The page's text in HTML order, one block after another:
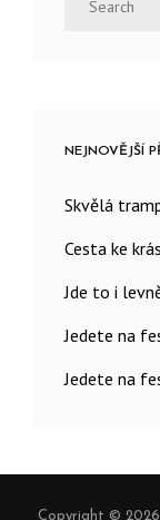
NEJNOVĚJŠÍ
Skvělá
Cesta ke
Jde to i
Jedete na
Jedete na
Copyright © 2026